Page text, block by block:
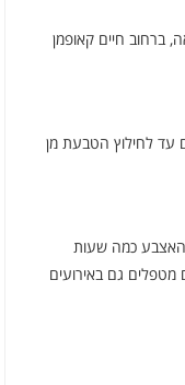
ברחוב חיים קאופמן
עד לחילוץ הטבעת מן
האצבע כמה שעות
גם באירועים